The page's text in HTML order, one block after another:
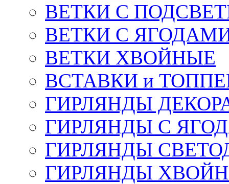
ВЕТКИ С
ВЕТКИ С
ВЕТКИ ХВОЙНЫЕ
ВСТАВКИ и
ГИРЛЯНДЫ
ГИРЛЯНДЫ С
ГИРЛЯНДЫ
ГИРЛЯНДЫ